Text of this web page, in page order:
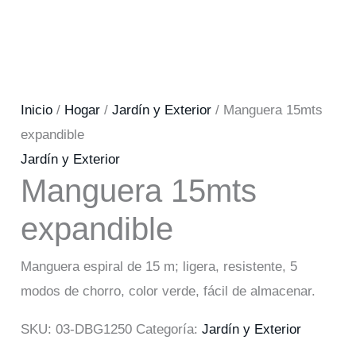
Inicio / Hogar /Jardín y Exterior / Manguera 15mts
expandible
Jardín y Exterior
Manguera 15mts
expandible
Manguera espiral de 15 m; ligera, resistente, 5
modos de chorro, color verde, fácil de almacenar.
SKU:03-DBG1250 Categoría:Jardín y Exterior